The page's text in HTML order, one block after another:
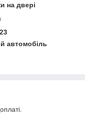
на двері
автомобіль